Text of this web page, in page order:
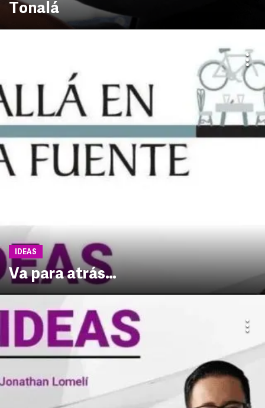
Tonalá
IDEAS
Va para atrás…